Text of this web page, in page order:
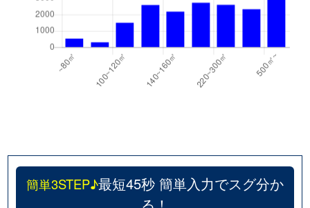
簡単3STEP♪最短45秒 簡単入力でスグ分か
る！